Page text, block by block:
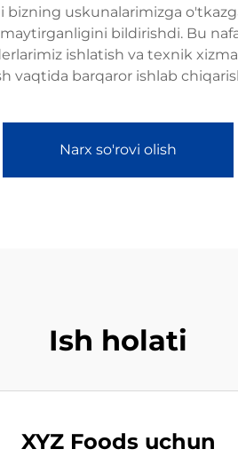
bizning uskunalarimizga
bildirishdi. Bu
ishlatish va texnik
vaqtida barqaror ishlab
Narx so'rovi olish
Ish holati
XYZ Foods uchun